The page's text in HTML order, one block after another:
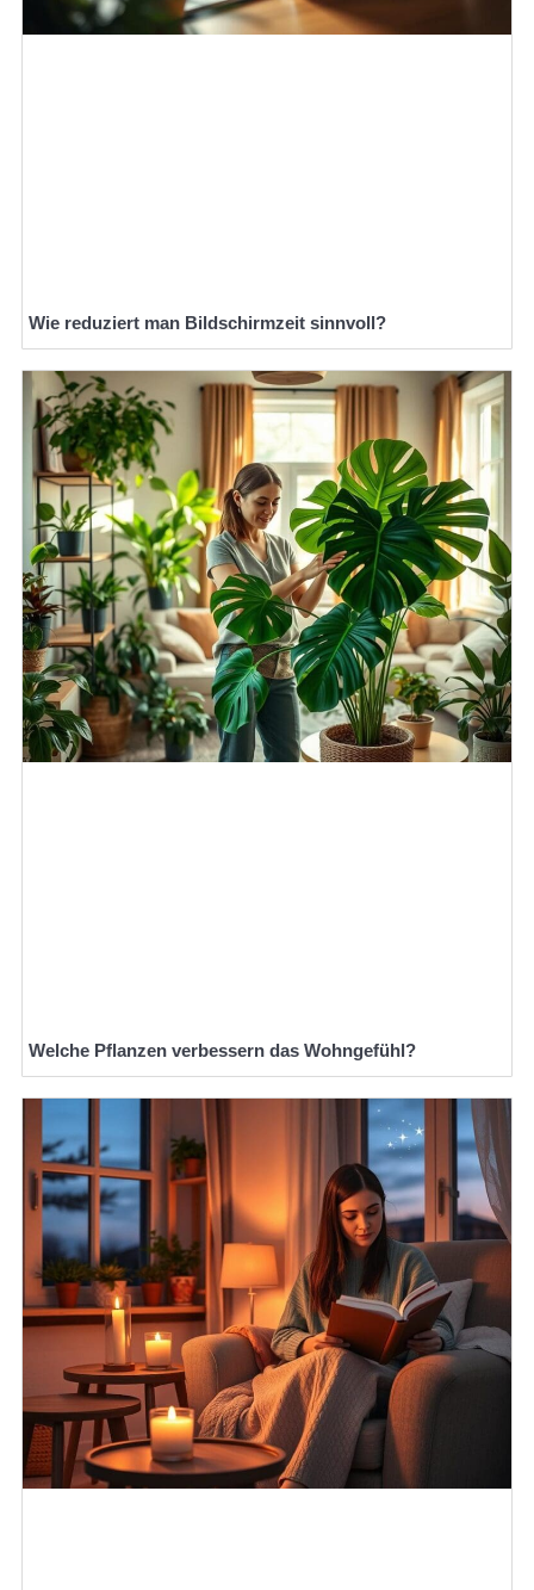
Wie reduziert man Bildschirmzeit sinnvoll?
Welche Pflanzen verbessern das Wohngefühl?